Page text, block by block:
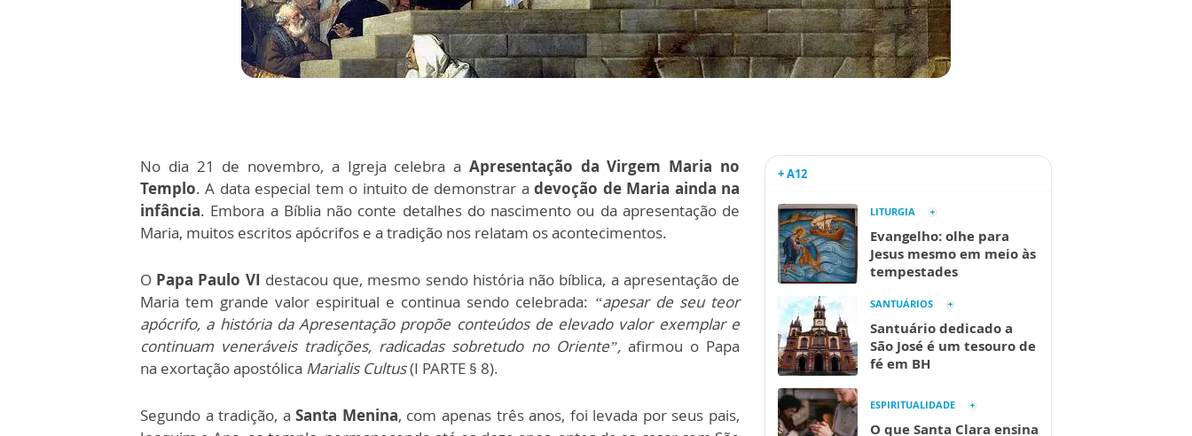
No dia 21 de novembro, a Igreja celebra a Apresentação da Virgem Maria no
Templo. A data especial tem o intuito de demonstrar adevoção de Maria ainda na
infância. Embora a Bíblia não conte detalhes do nascimento ou da apresentação de
Maria, muitos escritos apócrifos e a tradição nos relatam os acontecimentos.
O Papa Paulo VI destacou que, mesmo sendo história não bíblica, a apresentação de
Maria tem grande valor espiritual e continua sendo celebrada: “apesar de seu teor
apócrifo, a história da Apresentação propõe conteúdos de elevado valor exemplar e
continuam veneráveis tradições, radicadas sobretudo no Oriente”,afirmou o Papa
na exortação apostólica Marialis Cultus(I PARTE § 8).
Segundo a tradição, aSanta Menina, com apenas três anos, foi levada por seus pais,
+ A12
LITURGIA
Evangelho: olhe para
Jesus mesmo em meio às
tempestades
SANTUÁRIOS
Santuário dedicado a
São José é um tesouro de
fé em BH
ESPIRITUALIDADE
O que Santa Clara ensina